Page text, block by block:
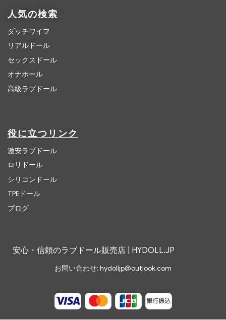
人気の検索
ダッチワイフ
リアルドール
セックスドール
オナホール
高級ラブドール
役に立つリンク
激安ラブドール
ロリドール
シリコンドール
TPEドール
ブログ
安心・信頼のラブドール販売店 | HYDOLL.JP
お問い合わせ: hydolljp@outlook.com